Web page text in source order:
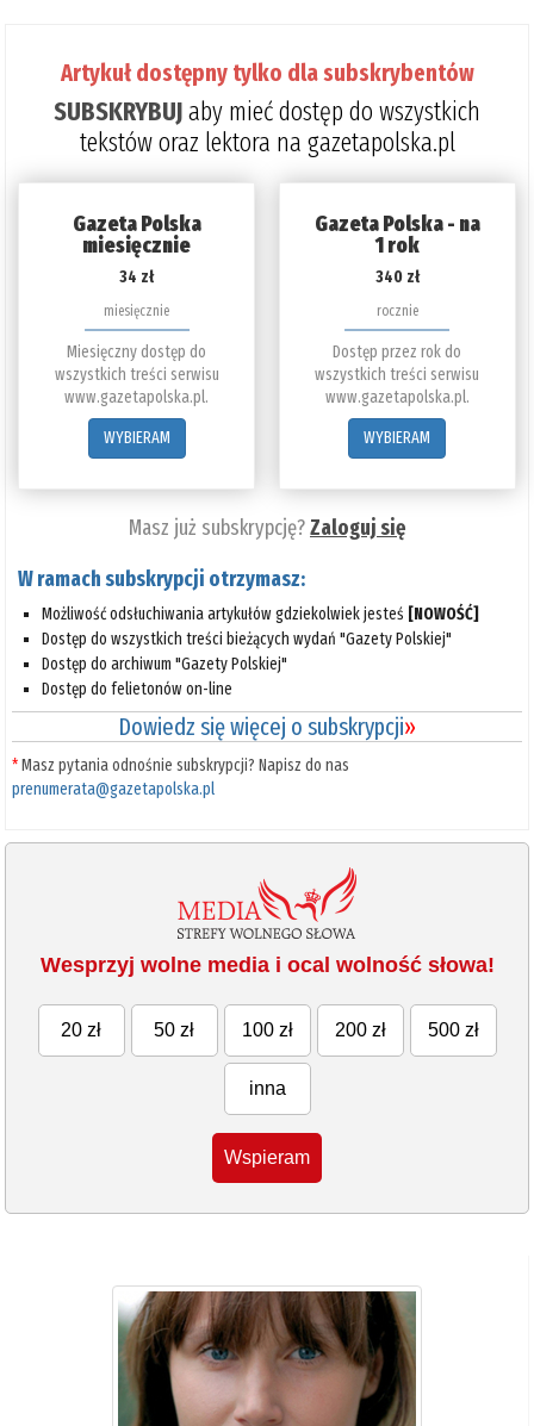
Artykuł dostępny tylko dla subskrybentów
SUBSKRYBUJaby mieć dostęp do wszystkich
tekstów oraz lektora na gazetapolska.pl
Gazeta Polska
miesięcznie
34 zł
miesięcznie
Miesięczny dostęp do
wszystkich treści serwisu
www.gazetapolska.pl.
WYBIERAM
Gazeta Polska - na
1 rok
340 zł
rocznie
Dostęp przez rok do
wszystkich treści serwisu
www.gazetapolska.pl.
WYBIERAM
Masz już subskrypcję?Zaloguj się
W ramach subskrypcji otrzymasz:
Możliwość odsłuchiwania artykułów gdziekolwiek jesteś [NOWOŚĆ]
Dostęp do wszystkich treści bieżących wydań "Gazety Polskiej"
Dostęp do archiwum "Gazety Polskiej"
Dostęp do felietonów on-line
Dowiedz się więcej o subskrypcji»
*Masz pytania odnośnie subskrypcji? Napisz do nas
prenumerata@gazetapolska.pl
Wesprzyj wolne media i ocal wolność słowa!
20 zł 50 zł 100 zł 200 zł 500 zł
inna
Wspieram